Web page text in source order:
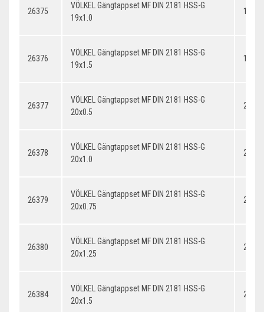
26375
VÖLKEL Gängtappset MF DIN 2181 HSS-G
19x1.0
26376
VÖLKEL Gängtappset MF DIN 2181 HSS-G
19x1.5
26377
VÖLKEL Gängtappset MF DIN 2181 HSS-G
20x0.5
26378
VÖLKEL Gängtappset MF DIN 2181 HSS-G
20x1.0
26379
VÖLKEL Gängtappset MF DIN 2181 HSS-G
20x0.75
26380
VÖLKEL Gängtappset MF DIN 2181 HSS-G
20x1.25
26384
VÖLKEL Gängtappset MF DIN 2181 HSS-G
20x1.5